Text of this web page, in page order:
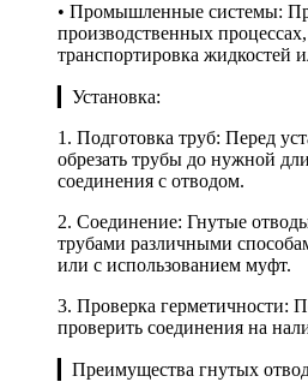
• Промышленные системы:
производственных процессах,
транспортировка жидкостей
▎Установка:
1. Подготовка труб: Перед
обрезать трубы до нужной
соединения с отводом.
2. Соединение: Гнутые
трубами различными
или с использованием муфт.
3. Проверка герметичности:
проверить соединения на
▎Преимущества гнутых